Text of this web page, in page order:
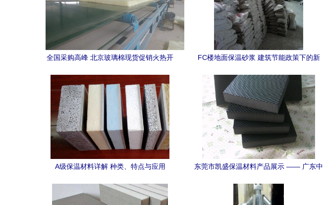
全国采购高峰 北京玻璃棉现货促销火热开
材市场
FC楼地面保温砂浆 建筑节能政策下的新
A级保温材料详解 种类、特点与应用
东莞市凯盛保温材料产品展示 —— 广东中